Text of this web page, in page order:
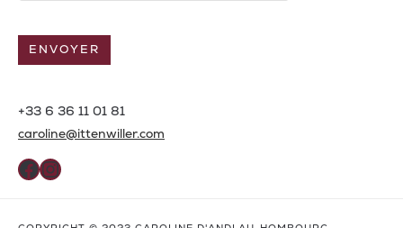
ENVOYER
+33 6 36 11 01 81
caroline@ittenwiller.com
Facebook
Instagram